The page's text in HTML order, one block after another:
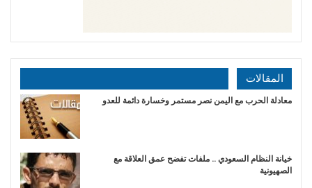
المقالات
​معادلة الحرب مع اليمن نصر مستمر وخسارة دائمة للعدو
خيانة النظام السعودي .. ملفات تفضح عمق العلاقة مع
الصهيونية